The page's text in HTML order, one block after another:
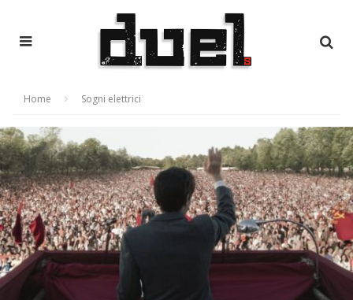
Home Sogni elettrici